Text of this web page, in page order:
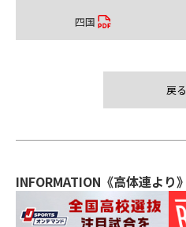
四国
戻る
INFORMATION《高体連より》